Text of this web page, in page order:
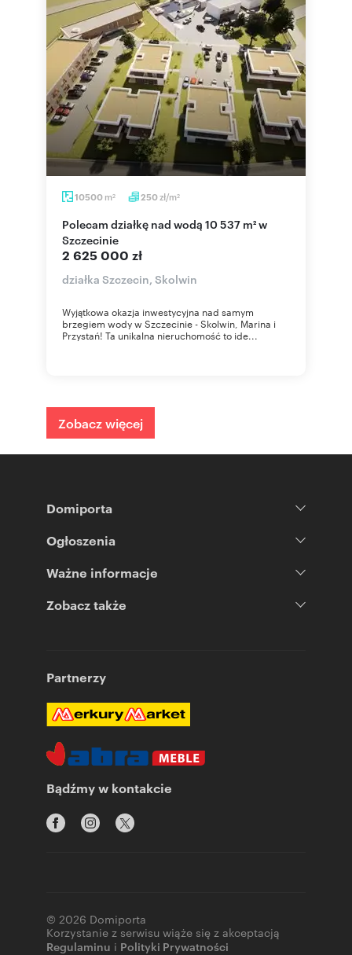
10500 m2 250zł/m2
Polecam działkę nad wodą 10 537 m² w
Szczecinie
2 625 000 zł
działka Szczecin, Skolwin
Wyjątkowa okazja inwestycyjna nad samym
brzegiem wody w Szczecinie - Skolwin, Marina i
Przystań! Ta unikalna nieruchomość to ide...
Zobacz więcej
Domiporta
Ogłoszenia
Ważne informacje
Zobacz także
Partnerzy
Bądźmy w kontakcie
© 2026 Domiporta
Korzystanie z serwisu wiąże się z akceptacją
Regulaminu i Polityki Prywatności